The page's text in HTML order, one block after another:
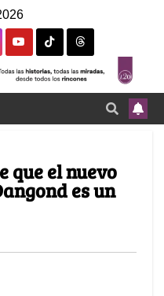
que el nuevo
es un